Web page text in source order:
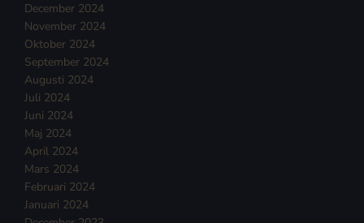
December 2024
November 2024
Oktober 2024
September 2024
Augusti 2024
Juli 2024
Juni 2024
Maj 2024
April 2024
Mars 2024
Februari 2024
Januari 2024